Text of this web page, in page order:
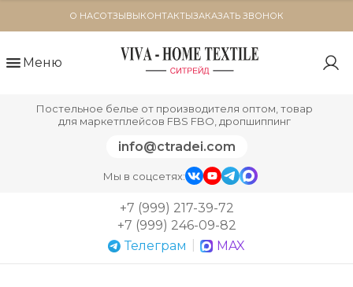
О НАСОТЗЫВЫКОНТАКТЫЗАКАЗАТЬ ЗВОНОК
Меню
Постельное белье от производителя оптом, товар
для маркетплейсов FBS FBO, дропшиппинг
info@ctradei.com
Мы в соцсетях:
+7 (999) 217-39-72
+7 (999) 246-09-82
Телеграм
MAX